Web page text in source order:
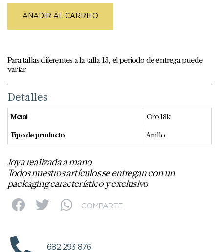
AÑADIR AL CARRITO
Para tallas diferentes a la talla 13, el periodo de entrega puede
variar
Detalles
Metal
Oro 18k
Tipo de producto
Anillo
Joya realizada a mano
Todos nuestros artículos se entregan con un
packaging característico y exclusivo
COMPARTE
682 293 876